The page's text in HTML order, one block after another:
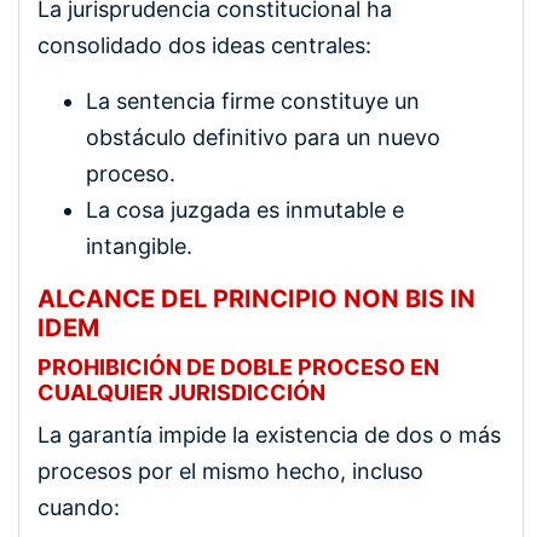
La jurisprudencia constitucional ha
consolidado dos ideas centrales:
La sentencia firme constituye un
obstáculo definitivo para un nuevo
proceso.
La cosa juzgada es inmutable e
intangible.
ALCANCE DEL PRINCIPIO NON BIS IN
IDEM
PROHIBICIÓN DE DOBLE PROCESO EN
CUALQUIER JURISDICCIÓN
La garantía impide la existencia de dos o más
procesos por el mismo hecho, incluso
cuando: